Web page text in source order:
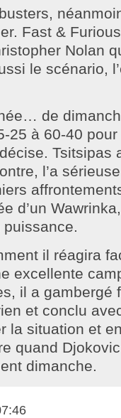
Fast &
Nolan
le scénario,
de
25 à 60-40
Tsitsipas
l’a
d’un
il réagira
excellente
il a gambergé
et conclu
la situation et
quand
dimanche.